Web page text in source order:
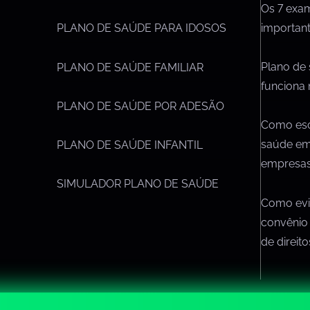
PLANO DE SAÚDE PARA IDOSOS
PLANO DE SAÚDE FAMILIAR
PLANO DE SAÚDE POR ADESÃO
PLANO DE SAÚDE INFANTIL
SIMULADOR PLANO DE SAÚDE
Os 7
Plano de
funciona
Como
saúde
Como
de